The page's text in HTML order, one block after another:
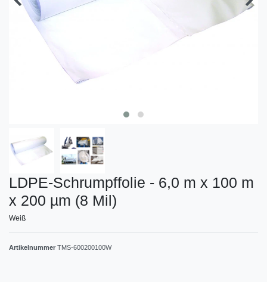
LDPE-Schrumpffolie - 6,0 m x 100 m
x 200 µm (8 Mil)
Weiß
Artikelnummer TMS-600200100W